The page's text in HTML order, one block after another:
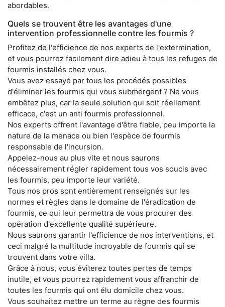
abordables.
Quels se trouvent être les avantages d'une
intervention professionnelle contre les fourmis ?
Profitez de l'efficience de nos experts de l'extermination,
et vous pourrez facilement dire adieu à tous les refuges de
fourmis installés chez vous.
Vous avez essayé par tous les procédés possibles
d'éliminer les fourmis qui vous submergent ? Ne vous
embêtez plus, car la seule solution qui soit réellement
efficace, c'est un anti fourmis professionnel.
Nos experts offrent l'avantage d'être fiable, peu importe la
nature de la menace ou bien l'espèce de fourmis
responsable de l'incursion.
Appelez-nous au plus vite et nous saurons
nécessairement régler rapidement tous vos soucis avec
les fourmis, peu importe leur variété.
Tous nos pros sont entièrement renseignés sur les
normes et règles dans le domaine de l'éradication de
fourmis, ce qui leur permettra de vous procurer des
opération d'excellente qualité supérieure.
Nous saurons garantir l'efficience de nos interventions, et
ceci malgré la multitude incroyable de fourmis qui se
trouvent dans votre villa.
Grâce à nous, vous éviterez toutes pertes de temps
inutile, et vous pourrez rapidement vous affranchir de
toutes les fourmis qui ont élu domicile chez vous.
Vous souhaitez mettre un terme au règne des fourmis